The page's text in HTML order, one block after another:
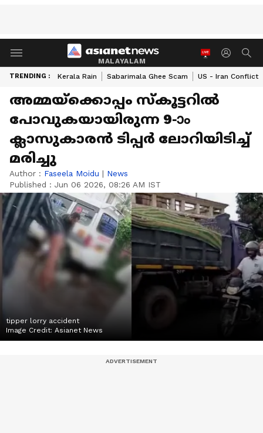
MALAYALAM
TRENDING : Kerala Rain Sabarimala Ghee Scam US - Iran Conflict
അമ്മയ്ക്കൊപ്പം സ്കൂട്ടറിൽ
പോവുകയായിരുന്ന 9-ാം
ക്ലാസുകാരൻ ടിപ്പർ ലോറിയിടിച്ച്
മരിച്ചു
Author : Faseela Moidu | News
Published : Jun 06 2026, 08:26 AM IST
tipper lorry accident
Image Credit: Asianet News